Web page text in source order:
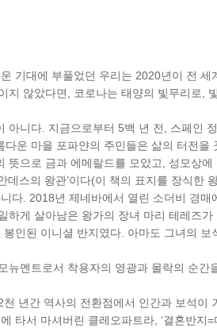
기대에 부풀었던 우리는 2020년이 전 세
않았다면, 코로나는 태양의 빛무리로,
아니다. 지금으로부터 5백 년 전, 스페인
운 마을 포파얀의 주민들은 삶의 터전을
으로 금과 에메랄드를 모았고, 성모상에
스의 왕관’이다(이 책의 표지를 장식한
다. 2018년 제네바에서 열린 소더비 경
게 살아남은 왕가의 장녀 마리 테레즈
인된 이니셜 반지였다. 아마도 그녀의
멘트로서 착용자의 영광과 몰락의 순간
년간 역사의 전환점에서 인간과 보석이
타서 마셔버린 클레오파트라, ‘결혼반지